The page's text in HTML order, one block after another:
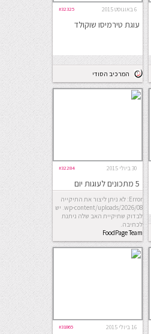
6 באוגוסט 2015 #32325
עוגת טירמיסו שוקולד
המרכיב הסודי
30 ביולי 2015 #32284
5 מתכונים לעוגות יום
הולדת מושלמות
Error: לא ניתן ליצור את התיקייה
wp-content/uploads/2026/08. יש
לבדוק שתיקיית האב שלה ניתנת
לכתיבה.
FoodPage Team
16 ביולי 2015 #31865